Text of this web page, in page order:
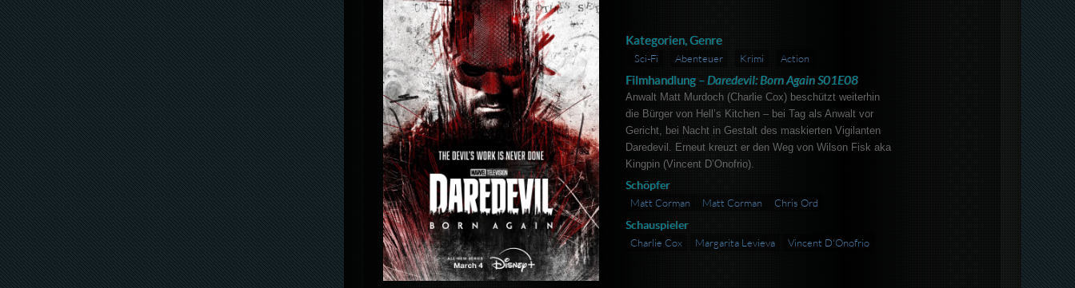
Kategorien, Genre
Sci-Fi Abenteuer Krimi Action
Filmhandlung – Daredevil: Born Again S01E08
Anwalt Matt Murdoch (Charlie Cox) beschützt weiterhin
die Bürger von Hell’s Kitchen – bei Tag als Anwalt vor
Gericht, bei Nacht in Gestalt des maskierten Vigilanten
Daredevil. Erneut kreuzt er den Weg von Wilson Fisk aka
Kingpin (Vincent D’Onofrio).
Schöpfer
Matt Corman Matt Corman Chris Ord
Schauspieler
Charlie Cox Margarita Levieva Vincent D'Onofrio